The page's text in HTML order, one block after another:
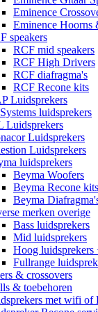
Eminence
Eminence Hoorns
speakers
RCF mid speakers
RCF High Drivers
RCF diafragma's
RCF Recone kits
Luidsprekers
luidsprekers
Luidsprekers
Luidsprekers
Luidsprekers
luidsprekers
Beyma Woofers
Beyma Recone
Beyma
merken overige
Bass luidsprekers
Mid luidsprekers
Hoog luidsprekers
Fullrange
& crossovers
& toebehoren
met wifi of